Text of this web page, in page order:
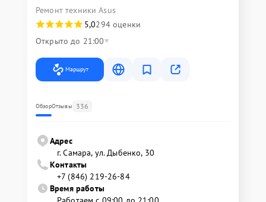
Ремонт техники Asus
5,0294 оценки
Открыто до 21:00
Маршрут
ОбзорОтзывы 336
Адрес
г. Самара, ул. Дыбенко, 30
Контакты
+7 (846) 219-26-84
Время работы